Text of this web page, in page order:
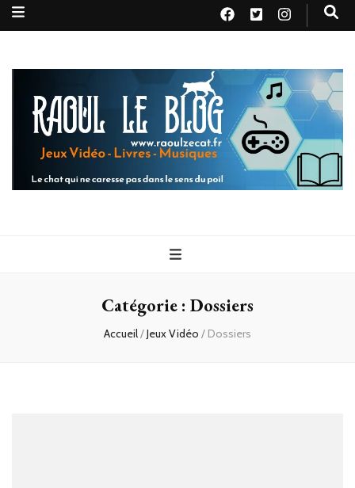
Raoul le
blog
Catégorie : Dossiers
Accueil/Jeux Vidéo / Dossiers